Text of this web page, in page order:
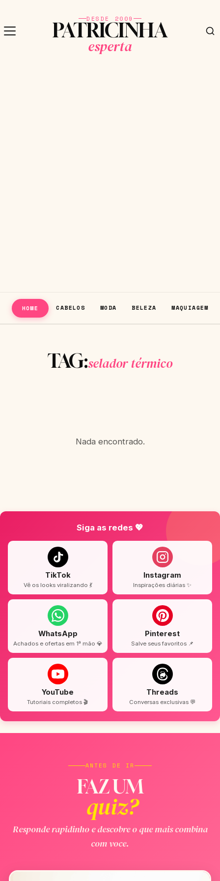
DESDE 2009
PATRICINHA
esperta
HOME CABELOS MODA BELEZA MAQUIAGEM
TAG:selador térmico
Nada encontrado.
Siga as redes 💖
TikTok
Vê os looks viralizando 💃
Instagram
Inspirações diárias ✨
WhatsApp
Achados e ofertas em 1ª mão 💎
Pinterest
Salve seus favoritos 📌
YouTube
Tutoriais completos 🎬
Threads
Conversas exclusivas 💬
ANTES DE IR
FAZ UM
quiz?
Responde rapidinho e descobre o que mais combina
com voce.